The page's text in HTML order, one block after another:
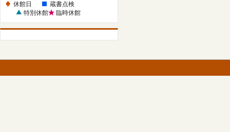
日
休館日
蔵書点検
特別休館
臨時休館